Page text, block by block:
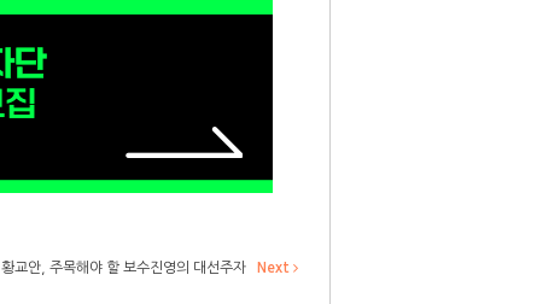
황교안, 주목해야 할 보수진영의 대선주자 Next